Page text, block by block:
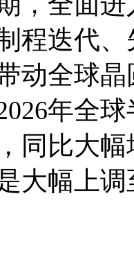
程迭代
动全球
年全
同比大
大幅上